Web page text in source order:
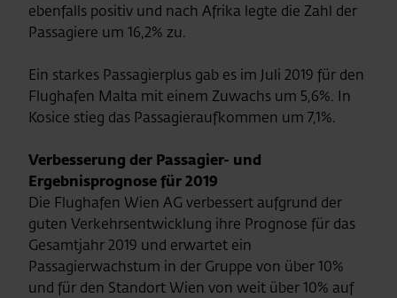
ebenfalls positiv und nach Afrika legte die Zahl der
Passagiere um 16,2% zu.
Ein starkes Passagierplus gab es im Juli 2019 für den
Flughafen Malta mit einem Zuwachs um 5,6%. In
Kosice stieg das Passagieraufkommen um 7,1%.
Verbesserung der Passagier- und
Ergebnisprognose für 2019
Die Flughafen Wien AG verbessert aufgrund der
guten Verkehrsentwicklung ihre Prognose für das
Gesamtjahr 2019 und erwartet ein
Passagierwachstum in der Gruppe von über 10%
und für den Standort Wien von weit über 10% auf